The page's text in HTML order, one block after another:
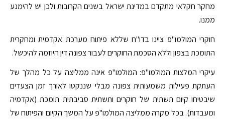
מחקר חקלאי מתקדם במדינת ישראל בשנים הקרובות ולכן יש להימנע
ממנו.
חוקרי המולמו"פ ציינו בדו"ח שללא פיתוח מערכת אקדמית ומחקרית
התומכת בצפון וללא הסכמת החוקרים לעבור צפונה דין היוזמה להיכשל.
עיקרי המלצות המולמו"פ: המולמו"פ אינה ממליצה על כל מהלך של
העתקת פעילות משמעותית צפונה מבלי שננקטו לאורך זמן הצעדים
שיבטיחו קיום תשתית של חוקרים ותשתית סביבתית תומכת (אקדמיה
ומעבדות). בכל מקרה ממליצה המולמו"פ על המשך הקיום והפיתוח של